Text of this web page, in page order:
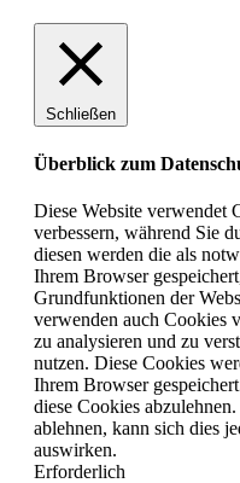
Schließen
Überblick zum
Diese Website verwendet
verbessern, während Sie
diesen werden die als
Ihrem Browser
Grundfunktionen der
verwenden auch Cookies
zu analysieren und zu
nutzen. Diese Cookies
Ihrem Browser
diese Cookies
ablehnen, kann sich dies
auswirken.
Erforderlich